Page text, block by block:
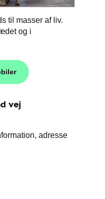
til masser af liv.
og i
vej
adresse